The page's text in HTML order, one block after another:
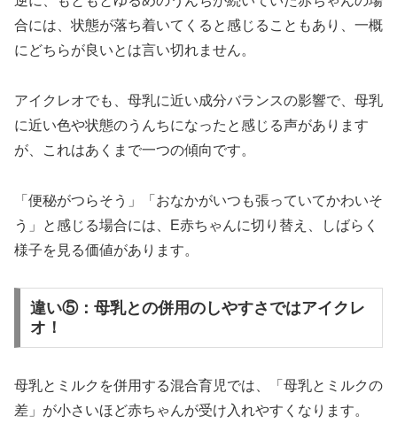
合には、状態が落ち着いてくると感じることもあり、一概
にどちらが良いとは言い切れません。
アイクレオでも、母乳に近い成分バランスの影響で、母乳
に近い色や状態のうんちになったと感じる声があります
が、これはあくまで一つの傾向です。
「便秘がつらそう」「おなかがいつも張っていてかわいそ
う」と感じる場合には、E赤ちゃんに切り替え、しばらく
様子を見る価値があります。
違い⑤：母乳との併用のしやすさではアイクレ
オ！
母乳とミルクを併用する混合育児では、「母乳とミルクの
差」が小さいほど赤ちゃんが受け入れやすくなります。